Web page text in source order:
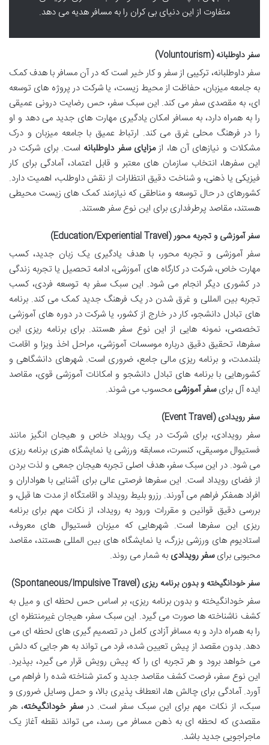
متفاوت از این دنیای بی کران را به مسافر هدیه می دهد.
سفر داوطلبانه (Voluntourism)
سفر داوطلبانه، ترکیبی از سفر و کار خیر است که در آن مسافر با هدف کمک
به جامعه میزبان، حفاظت از محیط زیست، یا شرکت در پروژه های توسعه
ای، به مقصدی سفر می کند. این سبک سفر، حس رضایت درونی عمیقی
را به همراه دارد، به مسافر امکان یادگیری مهارت های جدید می دهد و او
را در فرهنگ محلی غرق می کند. ارتباط عمیق با جامعه میزبان و درک
مشکلات و نیازهای آن ها، ازمزایای سفر داوطلبانه است. برای شرکت در
این سفرها، انتخاب سازمان های معتبر و قابل اعتماد، آمادگی برای کار
فیزیکی یا ذهنی، و شناخت دقیق انتظارات از نقش داوطلب، اهمیت دارد.
کشورهای در حال توسعه و مناطقی که نیازمند کمک های زیست محیطی
هستند، مقاصد پرطرفداری برای این نوع سفر هستند.
سفر آموزشی و تجربه محور (Education/Experiential Travel)
سفر آموزشی و تجربه محور، با هدف یادگیری یک زبان جدید، کسب
مهارت خاص، شرکت در کارگاه های آموزشی، ادامه تحصیل یا تجربه زندگی
در کشوری دیگر انجام می شود. این سبک سفر به توسعه فردی، کسب
تجربه بین المللی و غرق شدن در یک فرهنگ جدید کمک می کند. برنامه
های تبادل دانشجو، کار در خارج از کشور، یا شرکت در دوره های آموزشی
تخصصی، نمونه هایی از این نوع سفر هستند. برای برنامه ریزی این
سفرها، تحقیق دقیق درباره موسسات آموزشی، مراحل اخذ ویزا و اقامت
بلندمدت، و برنامه ریزی مالی جامع، ضروری است. شهرهای دانشگاهی و
کشورهایی با برنامه های تبادل دانشجو و امکانات آموزشی قوی، مقاصد
ایده آل برایسفر آموزشی محسوب می شوند.
سفر رویدادی (Event Travel)
سفر رویدادی، برای شرکت در یک رویداد خاص و هیجان انگیز مانند
فستیوال موسیقی، کنسرت، مسابقه ورزشی یا نمایشگاه هنری برنامه ریزی
می شود. در این سبک سفر، هدف اصلی تجربه هیجان جمعی و لذت بردن
از فضای رویداد است. این سفرها فرصتی عالی برای آشنایی با هواداران و
افراد همفکر فراهم می آورند. رزرو بلیط رویداد و اقامتگاه از مدت ها قبل، و
بررسی دقیق قوانین و مقررات ورود به رویداد، از نکات مهم برای برنامه
ریزی این سفرها است. شهرهایی که میزبان فستیوال های معروف،
استادیوم های ورزشی بزرگ، یا نمایشگاه های بین المللی هستند، مقاصد
محبوبی برایسفر رویدادی به شمار می روند.
سفر خودانگیخته و بدون برنامه ریزی (Spontaneous/Impulsive Travel)
سفر خودانگیخته و بدون برنامه ریزی، بر اساس حس لحظه ای و میل به
کشف ناشناخته ها صورت می گیرد. این سبک سفر، هیجان غیرمنتظره ای
را به همراه دارد و به مسافر آزادی کامل در تصمیم گیری های لحظه ای می
دهد. بدون مقصد از پیش تعیین شده، فرد می تواند به هر جایی که دلش
می خواهد برود و هر تجربه ای را که پیش رویش قرار می گیرد، بپذیرد.
این نوع سفر، فرصت کشف مقاصد جدید و کمتر شناخته شده را فراهم می
آورد. آمادگی برای چالش ها، انعطاف پذیری بالا، و حمل وسایل ضروری و
سبک، از نکات مهم برای این سبک سفر است. درسفر خودانگیخته، هر
مقصدی که لحظه ای به ذهن مسافر می رسد، می تواند نقطه آغاز یک
ماجراجویی جدید باشد.